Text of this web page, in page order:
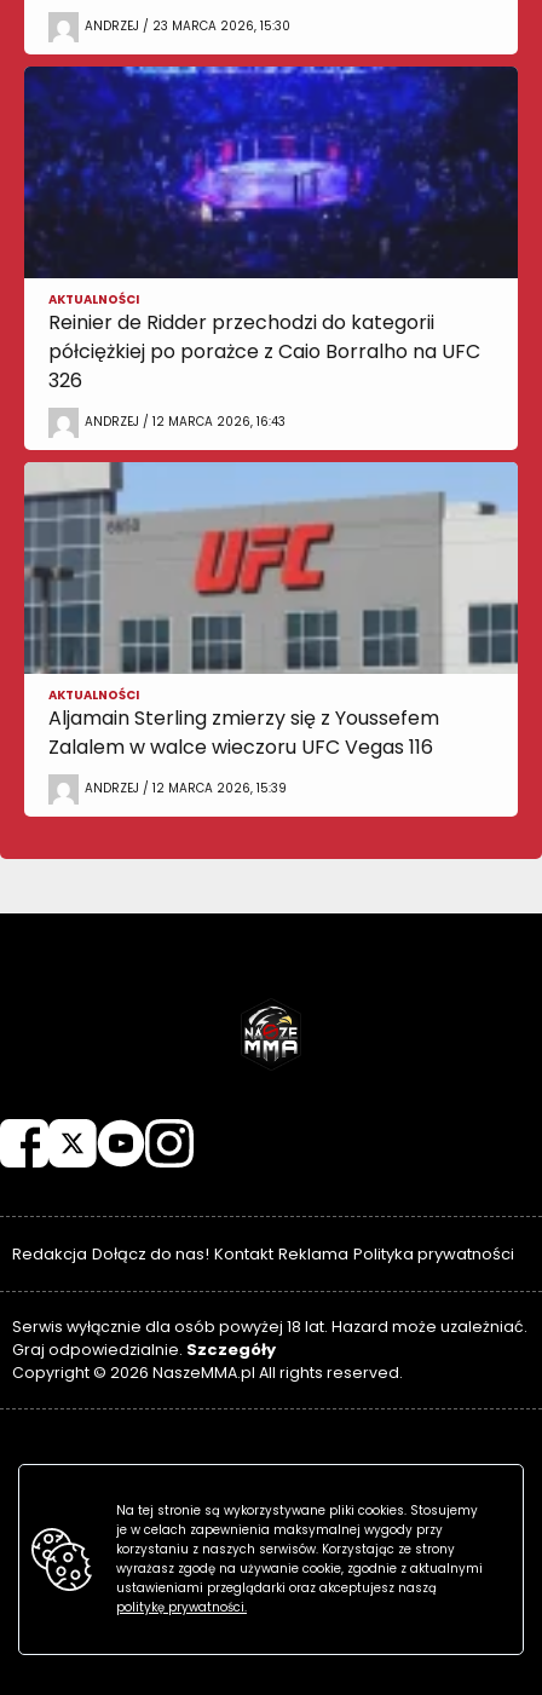
ANDRZEJ / 23 MARCA 2026, 15:30
AKTUALNOŚCI
Reinier de Ridder przechodzi do kategorii
półciężkiej po porażce z Caio Borralho na UFC
326
ANDRZEJ / 12 MARCA 2026, 16:43
AKTUALNOŚCI
Aljamain Sterling zmierzy się z Youssefem
Zalalem w walce wieczoru UFC Vegas 116
ANDRZEJ / 12 MARCA 2026, 15:39
Redakcja Dołącz do nas! Kontakt Reklama Polityka prywatności
Serwis wyłącznie dla osób powyżej 18 lat. Hazard może uzależniać.
Graj odpowiedzialnie. Szczegóły
Copyright © 2026 NaszeMMA.pl All rights reserved.
Na tej stronie są wykorzystywane pliki cookies. Stosujemy
je w celach zapewnienia maksymalnej wygody przy
korzystaniu z naszych serwisów. Korzystając ze strony
wyrażasz zgodę na używanie cookie, zgodnie z aktualnymi
ustawieniami przeglądarki oraz akceptujesz naszą
politykę prywatności.